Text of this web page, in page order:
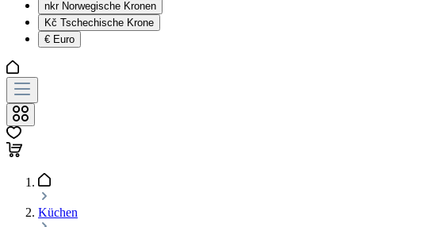
nkr Norwegische Kronen
Kč Tschechische Krone
€ Euro
Küchen